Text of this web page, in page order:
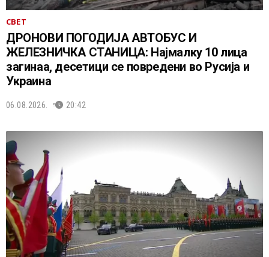
СВЕТ
ДРОНОВИ ПОГОДИЈА АВТОБУС И
ЖЕЛЕЗНИЧКА СТАНИЦА: Најмалку 10 лица
загинаа, десетици се повредени во Русија и
Украина
06.08.2026. 20:42